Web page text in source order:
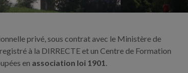
privé, sous contrat avec le Ministère de
à la DIRRECTE et un Centre de Formation
en association loi 1901.